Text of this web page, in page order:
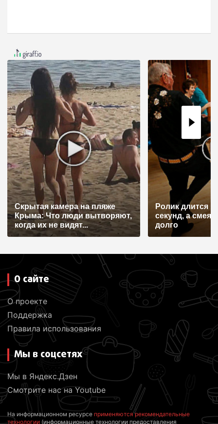
Скрытая камера на пляже
Крыма: Что люди вытворяют,
когда их не видят...
Ролик длится
секунд, а
долго
О сайте
О проекте
Поддержка
Правила использования
Мы в соцсетях
Мы в Яндекс.Дзен
Смотрите нас на Youtube
На информационном ресурсе применяются рекомендательные
технологии (информационные технологии предоставления